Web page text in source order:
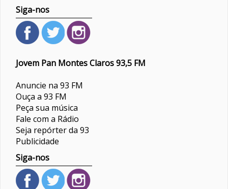
Siga-nos
Jovem Pan Montes Claros 93,5 FM
Anuncie na 93 FM
Ouça a 93 FM
Peça sua música
Fale com a Rádio
Seja repórter da 93
Publicidade
Siga-nos